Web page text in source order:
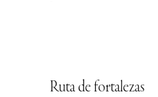
Ruta de fortalezas